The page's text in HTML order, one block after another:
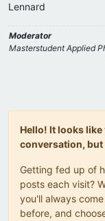
Lennard
Moderator
Masterstudent Applied
Hello! It looks
conversation, but
Getting fed up of
posts each visit?
you'll always
before, and